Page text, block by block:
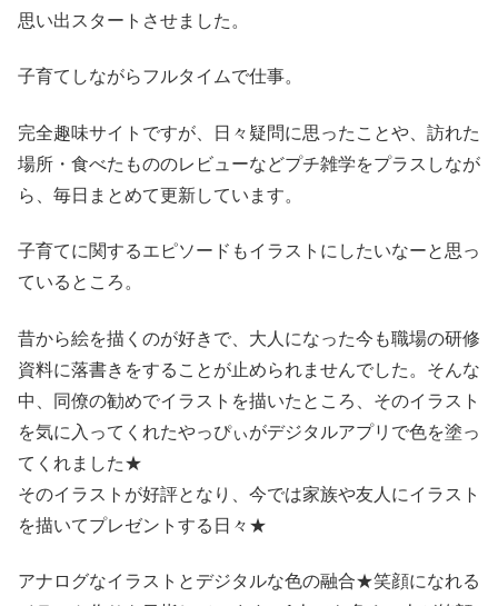
思い出スタートさせました。
子育てしながらフルタイムで仕事。
完全趣味サイトですが、日々疑問に思ったことや、訪れた
場所・食べたもののレビューなどプチ雑学をプラスしなが
ら、毎日まとめて更新しています。
子育てに関するエピソードもイラストにしたいなーと思っ
ているところ。
昔から絵を描くのが好きで、大人になった今も職場の研修
資料に落書きをすることが止められませんでした。そんな
中、同僚の勧めでイラストを描いたところ、そのイラスト
を気に入ってくれたやっぴぃがデジタルアプリで色を塗っ
てくれました★
そのイラストが好評となり、今では家族や友人にイラスト
を描いてプレゼントする日々★
アナログなイラストとデジタルな色の融合★笑顔になれる